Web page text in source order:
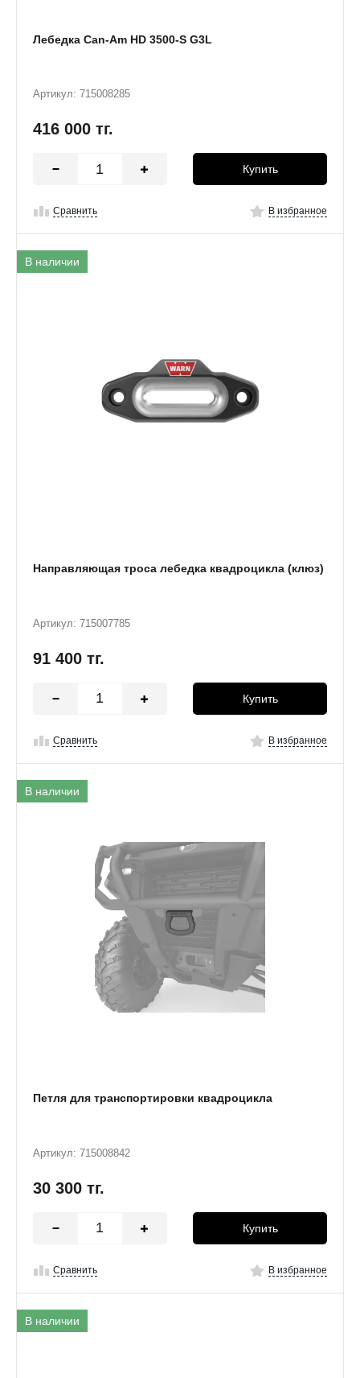
Лебедка Can-Am HD 3500-S G3L
Артикул: 715008285
416 000 тг.
Купить
Сравнить В избранное
В наличии
Направляющая троса лебедка квадроцикла (клюз)
Артикул: 715007785
91 400 тг.
Купить
Сравнить В избранное
В наличии
Петля для транспортировки квадроцикла
Артикул: 715008842
30 300 тг.
Купить
Сравнить В избранное
В наличии